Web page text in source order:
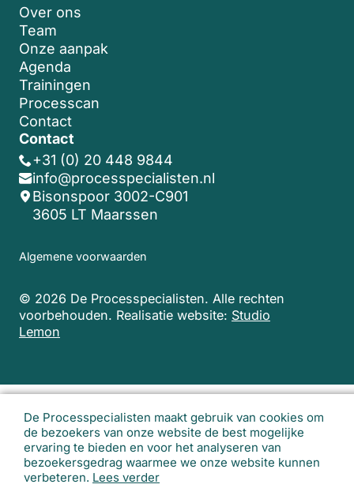
De Processpecialisten maakt gebruik van cookies om
de bezoekers van onze website de best mogelijke
ervaring te bieden en voor het analyseren van
bezoekersgedrag waarmee we onze website kunnen
verbeteren. Lees verder
Over ons
Team
Onze aanpak
Agenda
Trainingen
Processcan
Contact
Contact
+31 (0) 20 448 9844
info@processpecialisten.nl
Bisonspoor 3002-C901
3605 LT Maarssen
Algemene voorwaarden
© 2026 De Processpecialisten. Alle rechten
voorbehouden. Realisatie website: Studio
Lemon